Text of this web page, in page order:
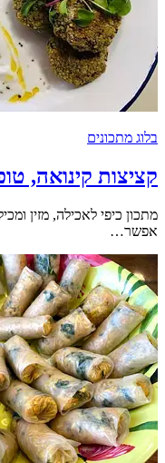
בלוג מתכונים
קציצות קינואה,
מתכון כיפי לאכילה, מזין
אפשר…